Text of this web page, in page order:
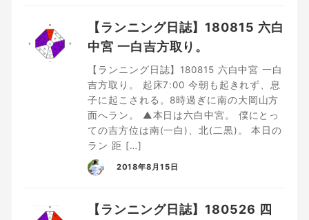
【ランニング日誌】180815 六白
中宮 一白吉方取り。
【ランニング日誌】180815 六白中宮 一白
吉方取り。 起床7:00 今朝も起きれず、息
子に起こされる。8時過ぎに南の大岡山方
面へラン。 ▲本日は六白中宮。 僕にとっ
ての吉方位は南(一白)、北(二黒)。 本日の
ラン 距 […]
2018年8月15日
【ランニング日誌】180526 四